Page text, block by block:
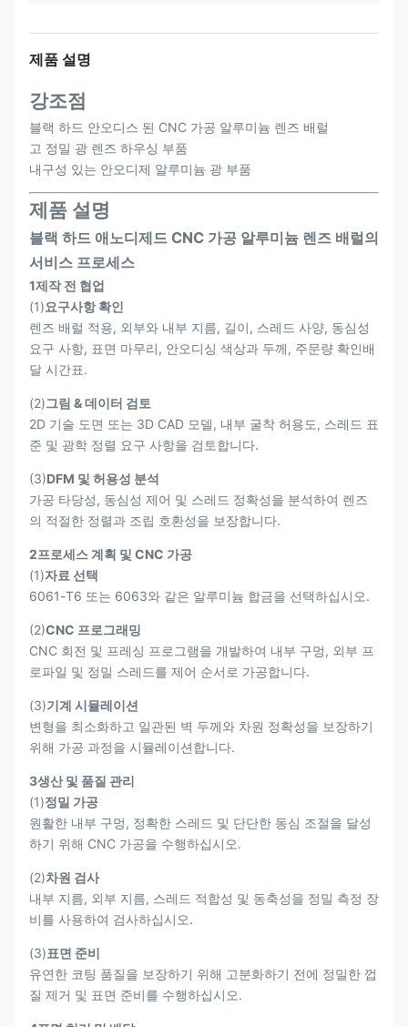
제품 설명
강조점
블랙 하드 안오디스 된 CNC 가공 알루미늄 렌즈 배럴
고 정밀 광 렌즈 하우싱 부품
내구성 있는 안오디제 알루미늄 광 부품
제품 설명
블랙 하드 애노디제드 CNC 가공 알루미늄 렌즈 배럴의
서비스 프로세스
1제작 전 협업
(1)요구사항 확인
렌즈 배럴 적용, 외부와 내부 지름, 길이, 스레드 사양, 동심성
요구 사항, 표면 마무리, 안오디싱 색상과 두께, 주문량 확인배
달 시간표.
(2)그림 & 데이터 검토
2D 기술 도면 또는 3D CAD 모델, 내부 굴착 허용도, 스레드 표
준 및 광학 정렬 요구 사항을 검토합니다.
(3)DFM 및 허용성 분석
가공 타당성, 동심성 제어 및 스레드 정확성을 분석하여 렌즈
의 적절한 정렬과 조립 호환성을 보장합니다.
2프로세스 계획 및 CNC 가공
(1)자료 선택
6061-T6 또는 6063와 같은 알루미늄 합금을 선택하십시오.
(2)CNC 프로그래밍
CNC 회전 및 프레싱 프로그램을 개발하여 내부 구멍, 외부 프
로파일 및 정밀 스레드를 제어 순서로 가공합니다.
(3)기계 시뮬레이션
변형을 최소화하고 일관된 벽 두께와 차원 정확성을 보장하기
위해 가공 과정을 시뮬레이션합니다.
3생산 및 품질 관리
(1)정밀 가공
원활한 내부 구멍, 정확한 스레드 및 단단한 동심 조절을 달성
하기 위해 CNC 가공을 수행하십시오.
(2)차원 검사
내부 지름, 외부 지름, 스레드 적합성 및 동축성을 정밀 측정 장
비를 사용하여 검사하십시오.
(3)표면 준비
유연한 코팅 품질을 보장하기 위해 고분화하기 전에 정밀한 껍
질 제거 및 표면 준비를 수행하십시오.